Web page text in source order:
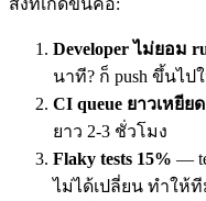
สิ่งที่เกิดขึ้นคือ:
Developer ไม่ยอม
นาที? ก็ push ขึ้นไป
CI queue ยาวเหยียด
ยาว 2-3 ชั่วโมง
Flaky tests 15% —
ไม่ได้เปลี่ยน ทำให้ที